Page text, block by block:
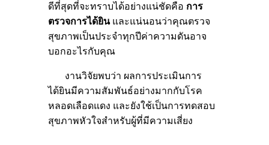
ดีที่สุดที่จะทราบได้อย่างแน่ชัดคือ การ
ตรวจการได้ยินและแน่นอนว่าคุณตรวจ
สุขภาพเป็นประจำทุกปีค่าความดันอาจ
บอกอะไรกับคุณ
งานวิจัยพบว่า ผลการประเมินการ
ได้ยินมีความสัมพันธ์อย่างมากกับโรค
หลอดเลือดแดง และยังใช้เป็นการทดสอบ
สุขภาพหัวใจสำหรับผู้ที่มีความเสี่ยง